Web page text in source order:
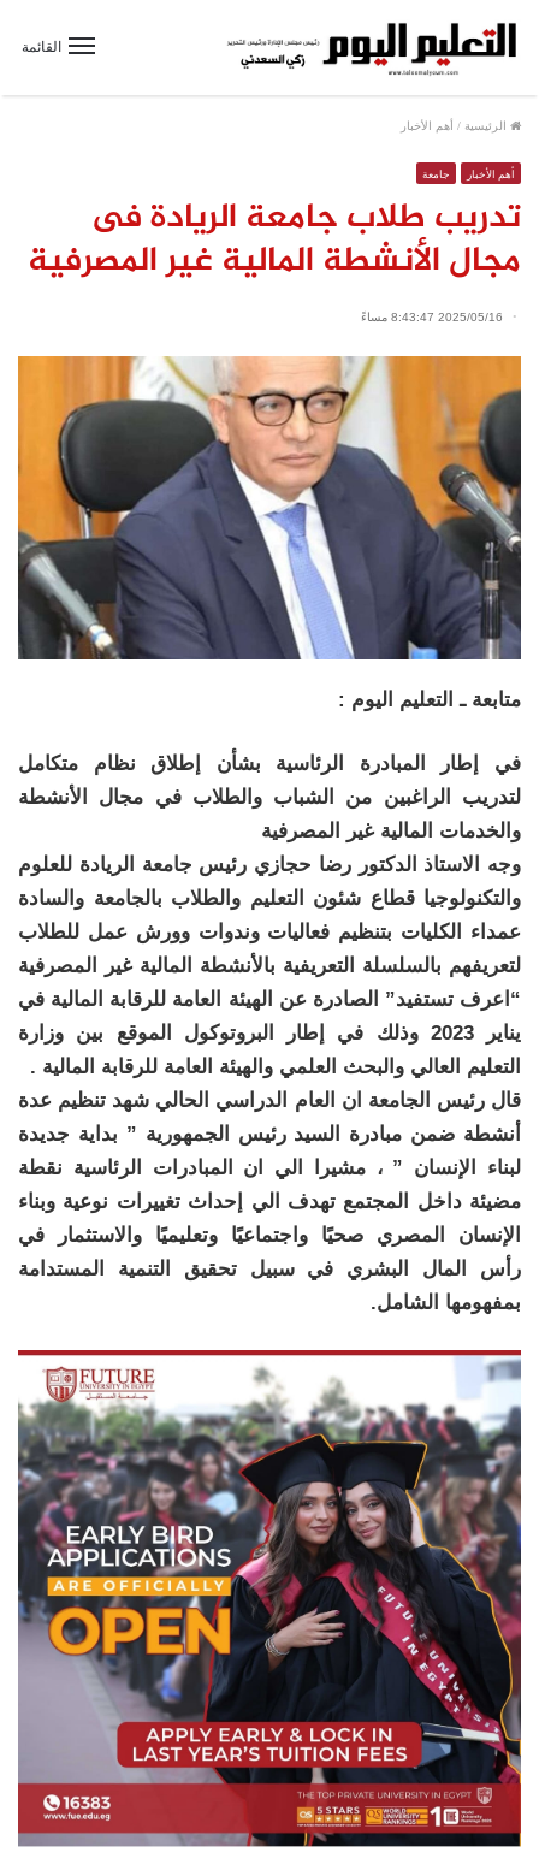
القائمة
الرئيسية / أهم الأخبار
أهم الأخبار جامعة
تدريب طلاب جامعة الريادة فى
مجال الأنشطة المالية غير المصرفية
2025/05/16 8:43:47 مساءً
متابعة ـ التعليم اليوم :
في إطار المبادرة الرئاسية بشأن إطلاق نظام متكامل
لتدريب الراغبين من الشباب والطلاب في مجال الأنشطة
والخدمات المالية غير المصرفية
وجه الاستاذ الدكتور رضا حجازي رئيس جامعة الريادة للعلوم
والتكنولوجيا قطاع شئون التعليم والطلاب بالجامعة والسادة
عمداء الكليات بتنظيم فعاليات وندوات وورش عمل للطلاب
لتعريفهم بالسلسلة التعريفية بالأنشطة المالية غير المصرفية
“اعرف تستفيد” الصادرة عن الهيئة العامة للرقابة المالية في
يناير 2023 وذلك في إطار البروتوكول الموقع بين وزارة
التعليم العالي والبحث العلمي والهيئة العامة للرقابة المالية .
قال رئيس الجامعة ان العام الدراسي الحالي شهد تنظيم عدة
أنشطة ضمن مبادرة السيد رئيس الجمهورية ” بداية جديدة
لبناء الإنسان ” ، مشيرا الي ان المبادرات الرئاسية نقطة
مضيئة داخل المجتمع تهدف الي إحداث تغييرات نوعية وبناء
الإنسان المصري صحيًا واجتماعيًا وتعليميًا والاستثمار في
رأس المال البشري في سبيل تحقيق التنمية المستدامة
بمفهومها الشامل.